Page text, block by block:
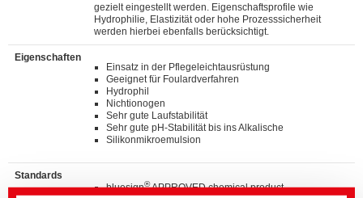
gezielt eingestellt werden. Eigenschaftsprofile wie
Hydrophilie, Elastizität oder hohe Prozesssicherheit
werden hierbei ebenfalls berücksichtigt.
Eigenschaften
Einsatz in der Pflegeleichtausrüstung
Geeignet für Foulardverfahren
Hydrophil
Nichtionogen
Sehr gute Laufstabilität
Sehr gute pH-Stabilität bis ins Alkalische
Silikonmikroemulsion
Standards
bluesign®APPROVED chemical product